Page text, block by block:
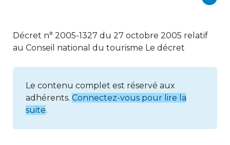
Décret n° 2005-1327 du 27 octobre 2005 relatif
au Conseil national du tourisme Le décret
Le contenu complet est réservé aux
adhérents. Connectez-vous pour lire la
suite.